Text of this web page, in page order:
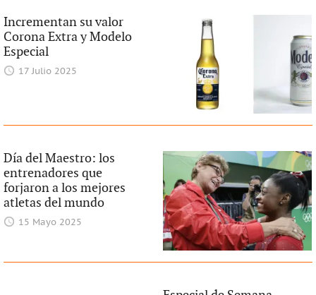
Incrementan su valor
Corona Extra y Modelo
Especial
17 Julio 2025
Día del Maestro: los
entrenadores que
forjaron a los mejores
atletas del mundo
15 Mayo 2025